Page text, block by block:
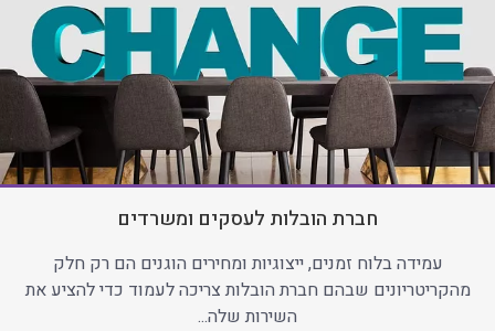
חברת הובלות לעסקים ומשרדים
עמידה בלוח זמנים, ייצוגיות ומחירים הוגנים הם רק חלק
מהקריטריונים שבהם חברת הובלות צריכה לעמוד כדי להציע את
השירות שלה...